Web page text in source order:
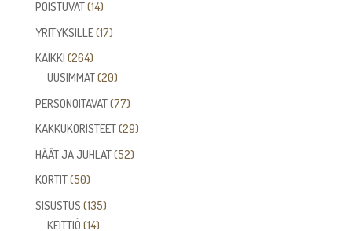
POISTUVAT 1414
tuotetta
YRITYKSILLE 1717
KAIKKI 264264
tuotetta
UUSIMMAT 2020
tuotetta
PERSONOITAVAT 7777
tuotetta
KAKKUKORISTEET 2929
HÄÄT JA JUHLAT 5252
KORTIT 5050
tuotetta
SISUSTUS 135135
KEITTIÖ 1414